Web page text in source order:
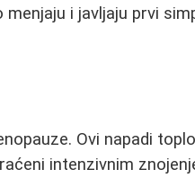
i javljaju prvi
Ovi napadi
intenzivnim